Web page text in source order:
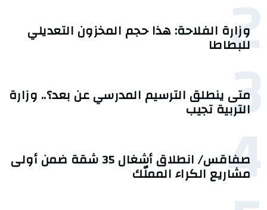
2
وزارة الفلاحة: هذا حجم المخزون التعديلي
للبطاطا
3
متى ينطلق الترسيم المدرسي عن بعد؟.. وزارة
التربية تجيب
4 صفاقس/ انطلاق أشغال 35 شقة ضمن أولى
مشاريع الكراء المملّك